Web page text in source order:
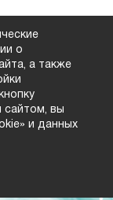
о
а также
сайтом, вы
и данных